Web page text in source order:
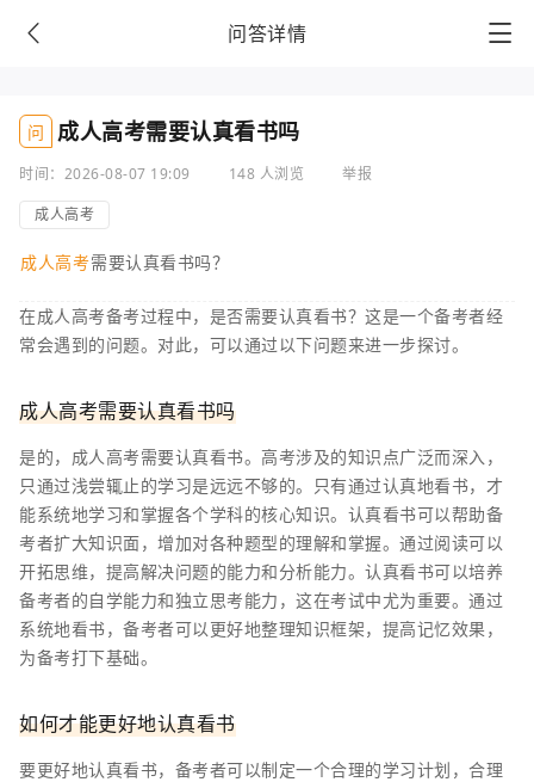
问答详情
问 成人高考需要认真看书吗
时间：2026-08-07 19:09 148 人浏览
举报
成人高考
成人高考需要认真看书吗？
在成人高考备考过程中，是否需要认真看书？这是一个备考者经
常会遇到的问题。对此，可以通过以下问题来进一步探讨。
成人高考需要认真看书吗
是的，成人高考需要认真看书。高考涉及的知识点广泛而深入，
只通过浅尝辄止的学习是远远不够的。只有通过认真地看书，才
能系统地学习和掌握各个学科的核心知识。认真看书可以帮助备
考者扩大知识面，增加对各种题型的理解和掌握。通过阅读可以
开拓思维，提高解决问题的能力和分析能力。认真看书可以培养
备考者的自学能力和独立思考能力，这在考试中尤为重要。通过
系统地看书，备考者可以更好地整理知识框架，提高记忆效果，
为备考打下基础。
如何才能更好地认真看书
要更好地认真看书，备考者可以制定一个合理的学习计划，合理